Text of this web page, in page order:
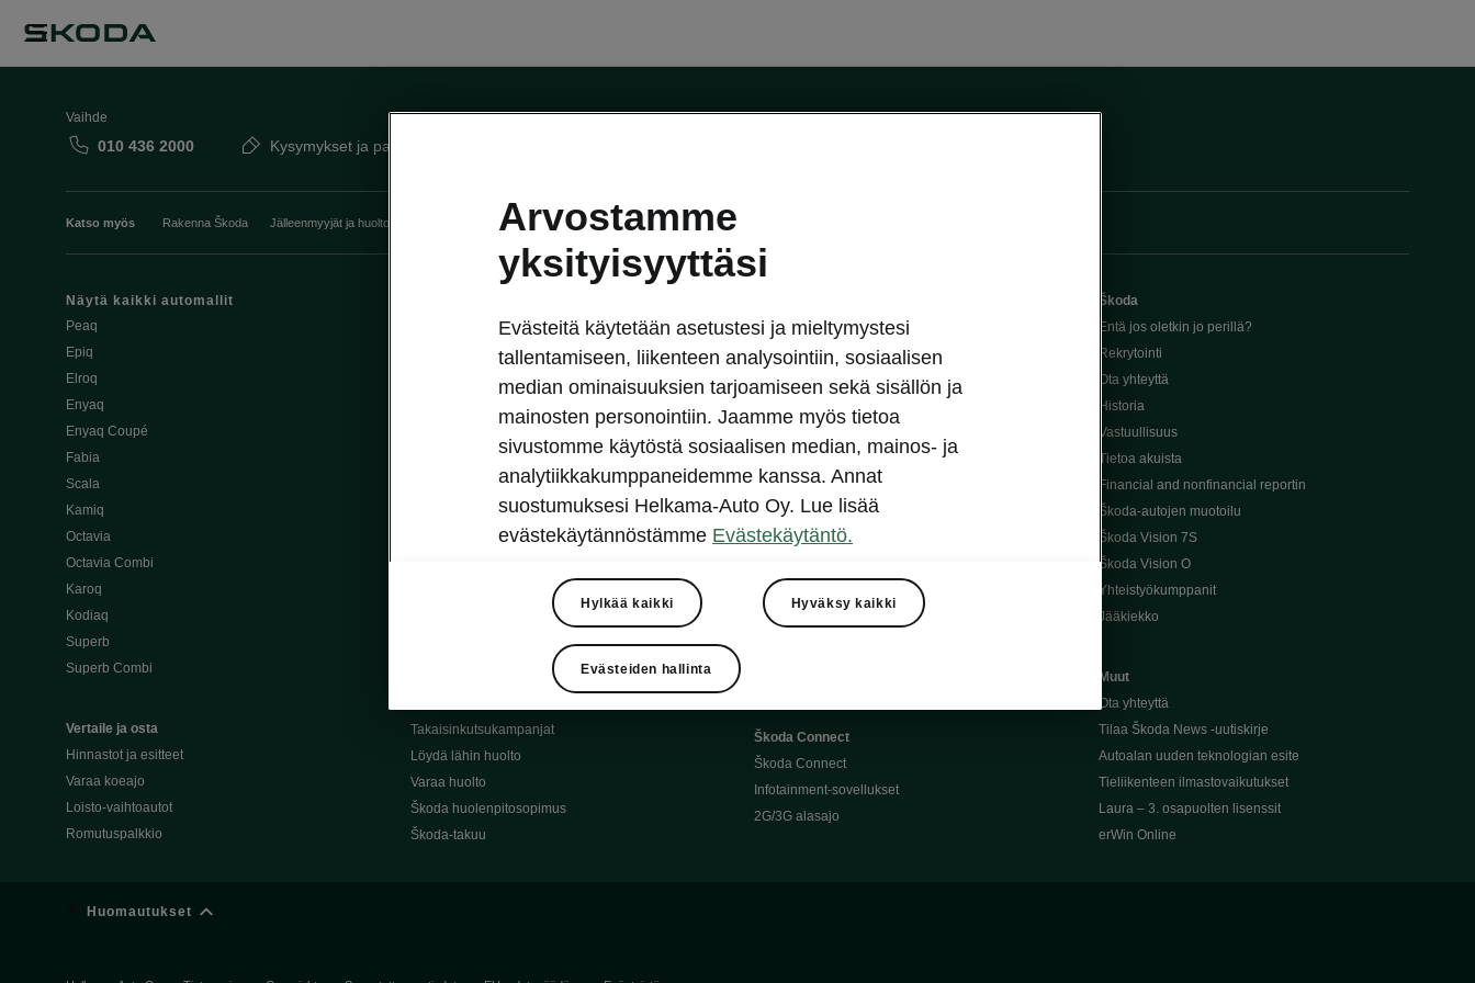
Vaihde
010 436 2000 Kysymykset ja palaute
Katso myös Rakenna Škoda Jälleenmyyjät ja huolto Heti vapaat Škoda-mallit Käyttöohjeet Škoda Shop
Näytä kaikki automallit
Peaq
Epiq
Elroq
Enyaq
Enyaq Coupé
Fabia
Scala
Kamiq
Octavia
Octavia Combi
Karoq
Kodiaq
Superb
Superb Combi
Vertaile ja osta
Hinnastot ja esitteet
Varaa koeajo
Loisto-vaihtoautot
Romutuspalkkio
Osta Škoda verkossa
Škoda Yksityisleasing
Škodan Vakuutus
Škoda 4×4 -mallit
Škoda-katumaasturimallit
Alkuperäiset Škoda-varaosat
Alkuperäiset Škoda-moottoriöljyt
Takaisinkutsukampanjat
Löydä lähin huolto
Varaa huolto
Škoda huolenpitosopimus
Škoda-takuu
Avustinjärjestelmät
Sähköautot ja hybridit
Sähköautot ja hybridit
Ladattavat hybridit
Vinkkejä sähköautoiluun
Ajoakku ja turvallisuus
Ohjelmiston päivitys
Kotilataus
Latauspisteet kartalla
Škoda Connect
Škoda Connect
Infotainment-sovellukset
2G/3G alasajo
Škoda
Entä jos oletkin jo perillä?
Rekrytointi
Ota yhteyttä
Historia
Vastuullisuus
Tietoa akuista
Financial and nonfinancial reportin
Škoda-autojen muotoilu
Škoda Vision 7S
Škoda Vision O
Yhteistyökumppanit
Jääkiekko
Muut
Ota yhteyttä
Tilaa Škoda News -uutiskirje
Autoalan uuden teknologian esite
Tieliikenteen ilmastovaikutukset
Laura – 3. osapuolten lisenssit
erWin Online
Huomautukset
Arvostamme
yksityisyyttäsi
Evästeitä käytetään asetustesi ja mieltymystesi
tallentamiseen, liikenteen analysointiin, sosiaalisen
median ominaisuuksien tarjoamiseen sekä sisällön ja
mainosten personointiin. Jaamme myös tietoa
sivustomme käytöstä sosiaalisen median, mainos- ja
analytiikkakumppaneidemme kanssa. Annat
suostumuksesi Helkama-Auto Oy. Lue lisää
evästekäytännöstämme Evästekäytäntö.
Hylkää kaikki Hyväksy kaikki
Evästeiden hallinta